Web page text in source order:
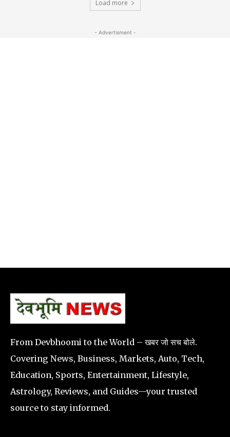
Load more
- Advertisment -
From Devbhoomi to the World – खबर जो सच बोले.
Covering News, Business, Markets, Auto, Tech,
Education, Sports, Entertainment, Lifestyle,
Astrology, Reviews, and Guides—your trusted
source to stay informed.